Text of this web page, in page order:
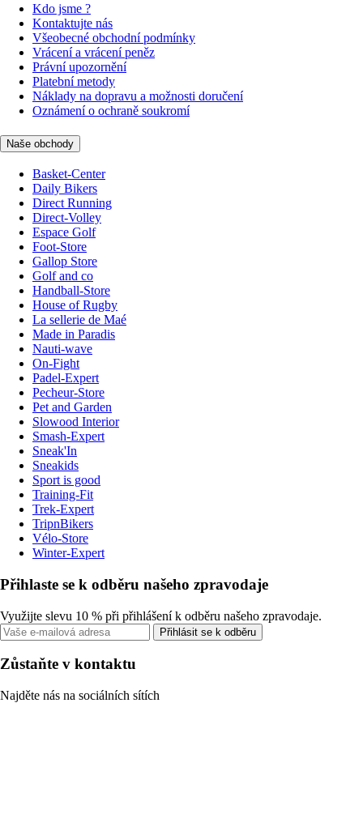
Kdo jsme ?
Kontaktujte nás
Všeobecné obchodní podmínky
Vrácení a vrácení peněz
Právní upozornění
Platební metody
Náklady na dopravu a možnosti doručení
Oznámení o ochraně soukromí
Naše obchody
Basket-Center
Daily Bikers
Direct Running
Direct-Volley
Espace Golf
Foot-Store
Gallop Store
Golf and co
Handball-Store
House of Rugby
La sellerie de Maé
Made in Paradis
Nauti-wave
On-Fight
Padel-Expert
Pecheur-Store
Pet and Garden
Slowood Interior
Smash-Expert
Sneak'In
Sneakids
Sport is good
Training-Fit
Trek-Expert
TripnBikers
Vélo-Store
Winter-Expert
Přihlaste se k odběru našeho zpravodaje
Využijte slevu 10 % při přihlášení k odběru našeho zpravodaje.
Přihlásit se k odběru
Zůstaňte v kontaktu
Najděte nás na sociálních sítích